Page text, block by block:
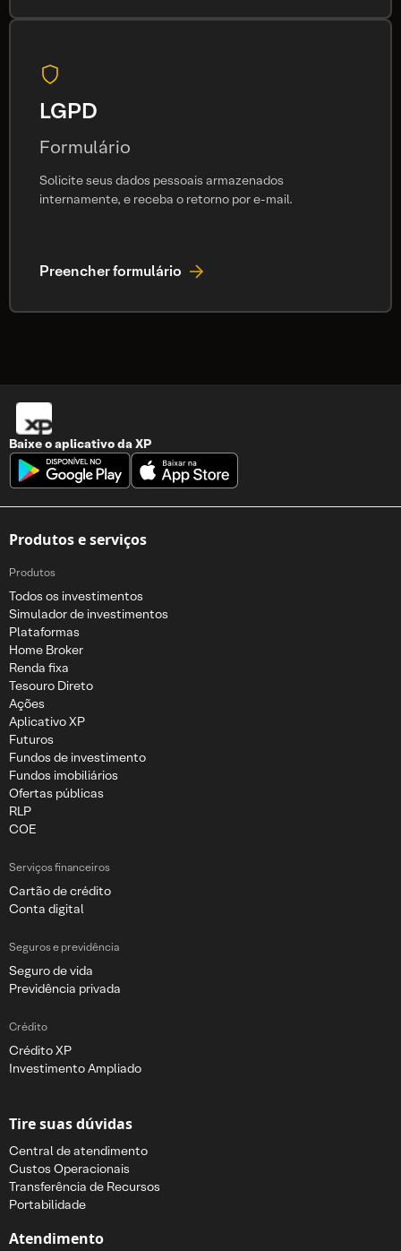
LGPD
Formulário
Solicite seus dados pessoais armazenados
internamente, e receba o retorno por e-mail.
Preencher formulário
Baixe o aplicativo daXP
Produtos e serviços
Produtos
Todos os investimentos
Simulador de investimentos
Plataformas
Home Broker
Renda fixa
Tesouro Direto
Ações
Aplicativo XP
Futuros
Fundos de investimento
Fundos imobiliários
Ofertas públicas
RLP
COE
Serviços financeiros
Cartão de crédito
Conta digital
Seguros e previdência
Seguro de vida
Previdência privada
Crédito
Crédito XP
Investimento Ampliado
Tire suas dúvidas
Central de atendimento
Custos Operacionais
Transferência de Recursos
Portabilidade
Atendimento